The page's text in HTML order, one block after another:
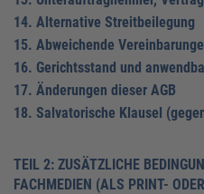
14. Alternative Streitbeilegung
15. Abweichende
16. Gerichtsstand und
17. Änderungen dieser AGB
18. Salvatorische Klausel
TEIL 2: ZUSÄTZLICHE
FACHMEDIEN (ALS PRINT-